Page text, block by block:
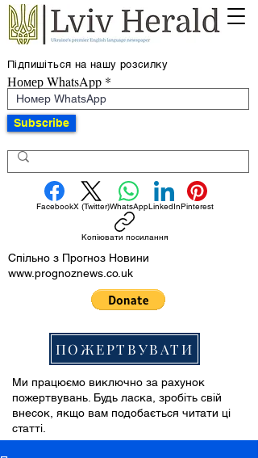
Підпишіться на нашу розсилку
Номер WhatsApp
Subscribe
FacebookX (Twitter)WhatsAppLinkedInPinterest
Копіювати посилання
Спільно з Прогноз Новини
www.prognoznews.co.uk
ПОЖЕРТВУВАТИ
Ми працюємо виключно за рахунок
пожертвувань. Будь ласка, зробіть свій
внесок, якщо вам подобається читати ці
статті.